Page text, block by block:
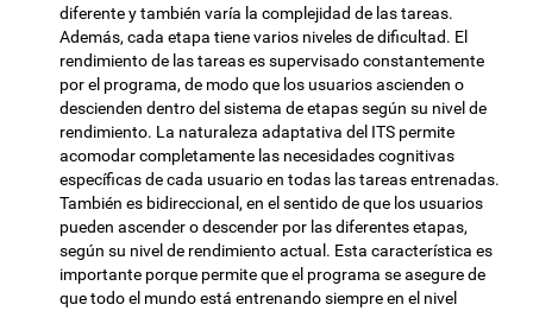
diferente y también varía la complejidad de las tareas.
Además, cada etapa tiene varios niveles de dificultad. El
rendimiento de las tareas es supervisado constantemente
por el programa, de modo que los usuarios ascienden o
descienden dentro del sistema de etapas según su nivel de
rendimiento. La naturaleza adaptativa del ITS permite
acomodar completamente las necesidades cognitivas
específicas de cada usuario en todas las tareas entrenadas.
También es bidireccional, en el sentido de que los usuarios
pueden ascender o descender por las diferentes etapas,
según su nivel de rendimiento actual. Esta característica es
importante porque permite que el programa se asegure de
que todo el mundo está entrenando siempre en el nivel